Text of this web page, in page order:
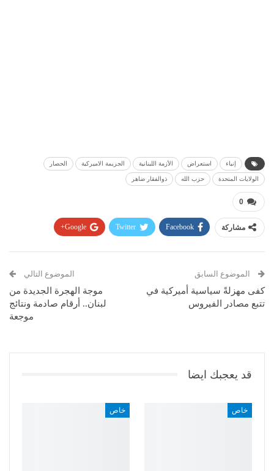
إنباء استعراض الأزمة اللبنانية الجريمة الاميركية الحصار
الولايات المتحدة حزب الله ذوالفقار ضاهر
0
مشاركة Facebook
Twitter
Google+
الموضوع السابق
كفى مهزلةً سياسية أميركية في
تتبع مصادر الفيروس
الموضوع التالي
موجة الهجرة الجديدة من
لبنان.. أرقام صادمة ونتائج
موجعة
قد يعجبك ايضا
خاص خاص